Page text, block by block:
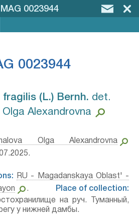
MAG 0023944
0023944
(L.) Bernh.⁣ det.
Olga Alexandrovna
Olga Alexandrovna
RU - Magadanskaya Oblast' -
.
Place of collection:
на руч. Туманный,
у нижней дамбы.